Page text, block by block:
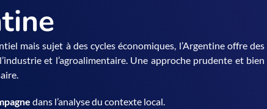
mais sujet à des cycles économiques, l’Argentine offre des
et l’agroalimentaire. Une approche prudente et bien
dans l’analyse du contexte local.